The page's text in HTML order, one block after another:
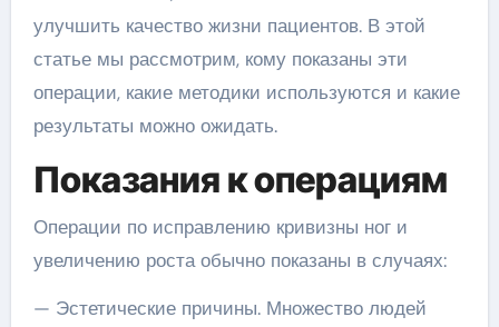
улучшить качество жизни пациентов. В этой
статье мы рассмотрим, кому показаны эти
операции, какие методики используются и какие
результаты можно ожидать.
Показания к операциям
Операции по исправлению кривизны ног и
увеличению роста обычно показаны в случаях:
— Эстетические причины. Множество людей